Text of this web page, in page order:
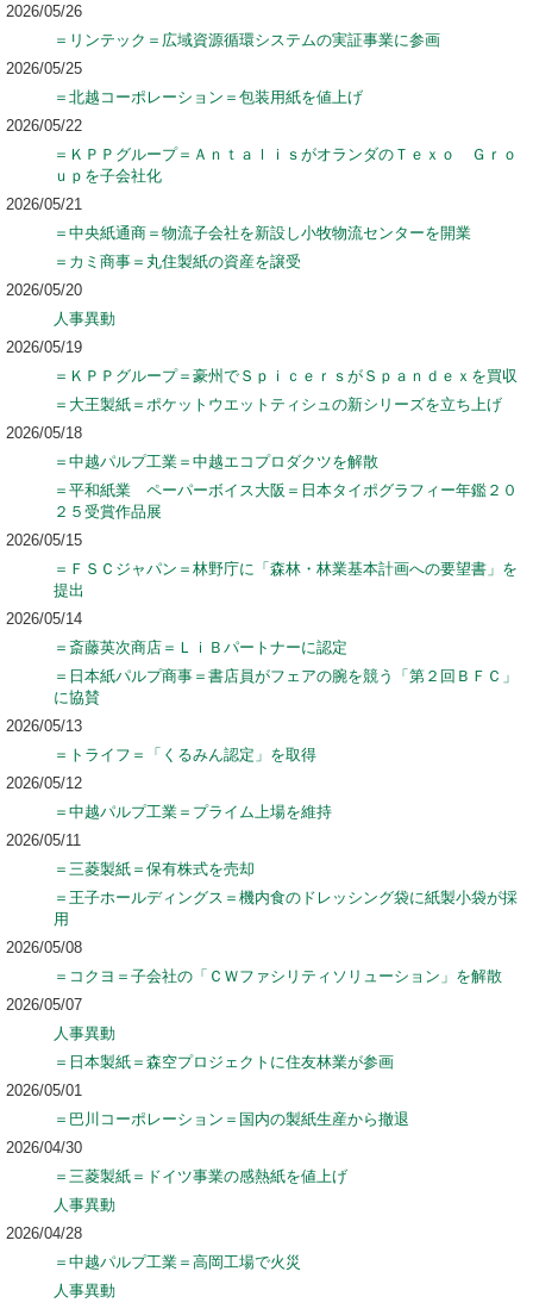
2026/05/26
＝リンテック＝広域資源循環システムの実証事業に参画
2026/05/25
＝北越コーポレーション＝包装用紙を値上げ
2026/05/22
＝ＫＰＰグループ＝ＡｎｔａｌｉｓがオランダのＴｅｘｏ Ｇｒｏ
ｕｐを子会社化
2026/05/21
＝中央紙通商＝物流子会社を新設し小牧物流センターを開業
＝カミ商事＝丸住製紙の資産を譲受
2026/05/20
人事異動
2026/05/19
＝ＫＰＰグループ＝豪州でＳｐｉｃｅｒｓがＳｐａｎｄｅｘを買収
＝大王製紙＝ポケットウエットティシュの新シリーズを立ち上げ
2026/05/18
＝中越パルプ工業＝中越エコプロダクツを解散
＝平和紙業 ペーパーボイス大阪＝日本タイポグラフィー年鑑２０
２５受賞作品展
2026/05/15
＝ＦＳＣジャパン＝林野庁に「森林・林業基本計画への要望書」を
提出
2026/05/14
＝斎藤英次商店＝ＬｉＢパートナーに認定
＝日本紙パルプ商事＝書店員がフェアの腕を競う「第２回ＢＦＣ」
に協賛
2026/05/13
＝トライフ＝「くるみん認定」を取得
2026/05/12
＝中越パルプ工業＝プライム上場を維持
2026/05/11
＝三菱製紙＝保有株式を売却
＝王子ホールディングス＝機内食のドレッシング袋に紙製小袋が採
用
2026/05/08
＝コクヨ＝子会社の「ＣＷファシリティソリューション」を解散
2026/05/07
人事異動
＝日本製紙＝森空プロジェクトに住友林業が参画
2026/05/01
＝巴川コーポレーション＝国内の製紙生産から撤退
2026/04/30
＝三菱製紙＝ドイツ事業の感熱紙を値上げ
人事異動
2026/04/28
＝中越パルプ工業＝高岡工場で火災
人事異動